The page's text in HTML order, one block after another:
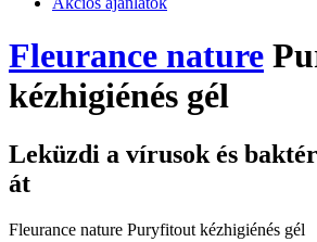
Fleurance nature
kézhigiénés gél
Leküzdi a vírusok és
át
Fleurance nature Puryfitout kézhigiénés gél